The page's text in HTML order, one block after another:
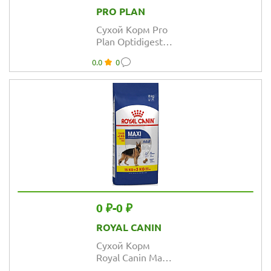
PRO PLAN
Сухой Корм Pro
Plan Optidigest
мелких и
карликовых
пород с
ягнёнком и
паучи в подарок
ПРОМОПАК
0.0 0
0 ₽-0 ₽
ROYAL CANIN
Сухой Корм
Royal Canin Maxi